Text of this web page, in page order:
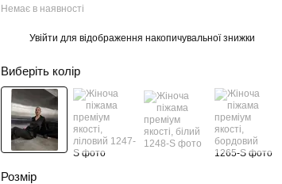
Немає в наявності
Увійти для відображення накопичувальної знижки
Виберіть колір
Розмір